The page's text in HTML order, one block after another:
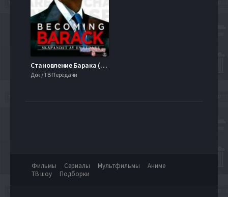
Становление Барака (2009)
Док / ТВ Передачи
Фильмы Сериалы Мультфильмы
Аниме
ТВ шоу
Подборки